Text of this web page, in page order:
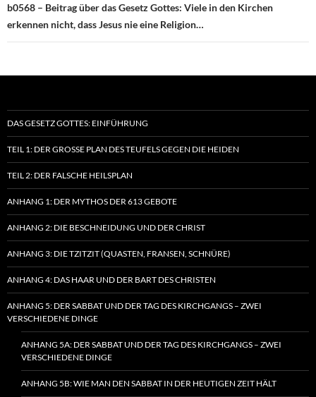
b0568 – Beitrag über das Gesetz Gottes: Viele in den Kirchen
erkennen nicht, dass Jesus nie eine Religion…
DAS GESETZ GOTTES: EINFÜHRUNG
TEIL 1: DER GROSSE PLAN DES TEUFELS GEGEN DIE HEIDEN
TEIL 2: DER FALSCHE HEILSPLAN
ANHANG 1: DER MYTHOS DER 613 GEBOTE
ANHANG 2: DIE BESCHNEIDUNG UND DER CHRIST
ANHANG 3: DIE TZITZIT (QUASTEN, FRANSEN, SCHNÜRE)
ANHANG 4: DAS HAAR UND DER BART DES CHRISTEN
ANHANG 5: DER SABBAT UND DER TAG DES KIRCHGANGS – ZWEI
VERSCHIEDENE DINGE
ANHANG 5A: DER SABBAT UND DER TAG DES KIRCHGANGS – ZWEI
VERSCHIEDENE DINGE
ANHANG 5B: WIE MAN DEN SABBAT IN DER HEUTIGEN ZEIT HÄLT